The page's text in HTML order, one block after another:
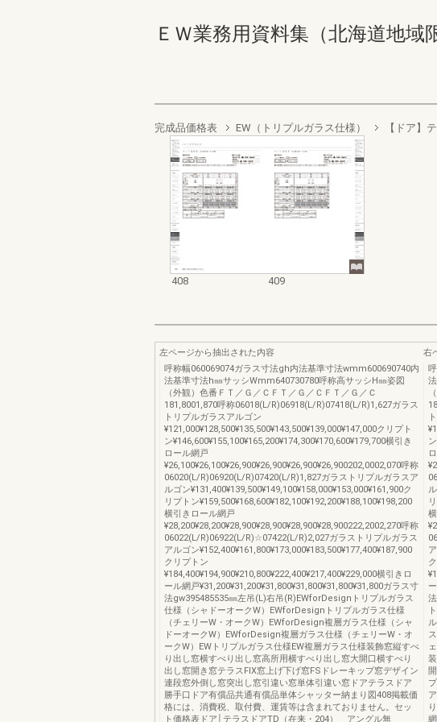
ＥＷ業務用資料集（北海道地域
完成品価格表 EW（トリプルガラス仕様） 【ドア】
408 409
左ページから抽出された内容
呼称幅060069074ガラス寸法gh内法基準寸法wmm600690740内
法基準寸法h㎜サッシWmm640730780呼称高サッシH㎜姿図
（外観）色番ＦＴ／Ｇ／ＣＦＴ／Ｇ／ＣＦＴ／Ｇ／Ｃ
181,8001,870呼称06018(L/R)06918(L/R)07418(L/R)1,627ガラス
トリプルガラスアルゴン
¥121,000¥128,500¥135,500¥143,500¥139,000¥147,000クリプト
ン¥146,600¥155,100¥165,200¥174,300¥170,600¥179,700横引き
ロール網戸
¥26,100¥26,100¥26,900¥26,900¥26,900¥26,900202,0002,070呼称
06020(L/R)06920(L/R)07420(L/R)1,827ガラストリプルガラスア
ルゴン¥131,400¥139,500¥149,100¥158,000¥153,000¥161,900ク
リプトン¥159,500¥168,600¥182,100¥192,200¥188,100¥198,200
横引きロール網戸
¥28,200¥28,200¥28,900¥28,900¥28,900¥28,900222,2002,270呼称
06022(L/R)06922(L/R)☆07422(L/R)2,027ガラストリプルガラス
アルゴン¥152,400¥161,800¥173,000¥183,500¥177,400¥187,900
クリプトン
¥184,400¥194,900¥210,800¥222,400¥217,400¥229,000横引きロ
ール網戸¥31,200¥31,200¥31,800¥31,800¥31,800¥31,800ガラス寸
法gw395485535㎜左吊(L)右吊(R)EWforDesignトリプルガラス
仕様（シャドーオークW）EWforDesignトリプルガラス仕様
（チェリーW・オークW）EWforDesign複層ガラス仕様（シャ
ドーオークW）EWforDesign複層ガラス仕様（チェリーW・オ
ークW）EWトリプルガラス仕様EW複層ガラス仕様装飾窓縦すべ
り出し窓横すべり出し窓高所用横すべり出し窓大開口横すべり
出し窓開き窓テラスFIX窓上げ下げ窓FSドレーキップ窓デザイン
連段窓外倒し窓突出し窓引違い窓単体引違い窓ドアテラスドア
勝手口ドア有償品共通有償品単体シャッター納まり図408掲載価
格には、消費税、取付費、運賃等は含まれておりません。セッ
ト価格表ドア│テラスドアTD（在来・204） アングル無
右